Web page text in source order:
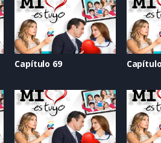
Capítulo 69